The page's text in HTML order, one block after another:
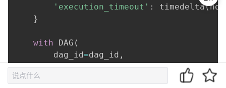
'execution_timeout' : timedelta(
}
with DAG (
        dag_id
=dag_id ,
        default_args
=default_args
        description